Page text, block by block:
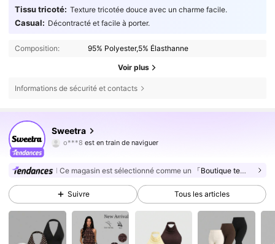
Tissu tricoté: Texture tricotée douce avec un charme facile.
Casual: Décontracté et facile à porter.
Composition: 95% Polyester,5% Élasthanne
Voir plus
Informations de sécurité et contacts
Sweetra
o***8est en train de naviguer
4,77
1.5M Suiveurs
4,77 1.5M Suiveurs
4,77 1.5M Suiveurs
4,77 1.5M Suiveurs
Ce magasin est sélectionné comme un 「Boutique tendance」
Suivre Tous les articles